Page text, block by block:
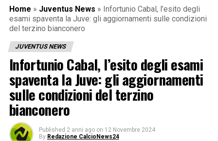
Home » Juventus News » Infortunio Cabal, l’esito degli
esami spaventa la Juve: gli aggiornamenti sulle condizioni
del terzino bianconero
JUVENTUS NEWS
Infortunio Cabal, l’esito degli esami
spaventa la Juve: gli aggiornamenti
sulle condizioni del terzino
bianconero
Published 2 anni ago on 12 Novembre 2024
By Redazione CalcioNews24